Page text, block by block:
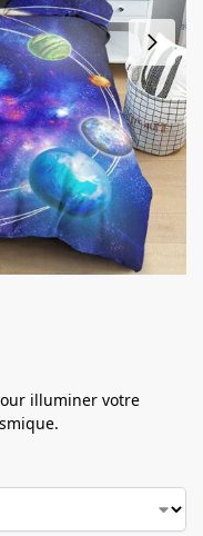
illuminer votre